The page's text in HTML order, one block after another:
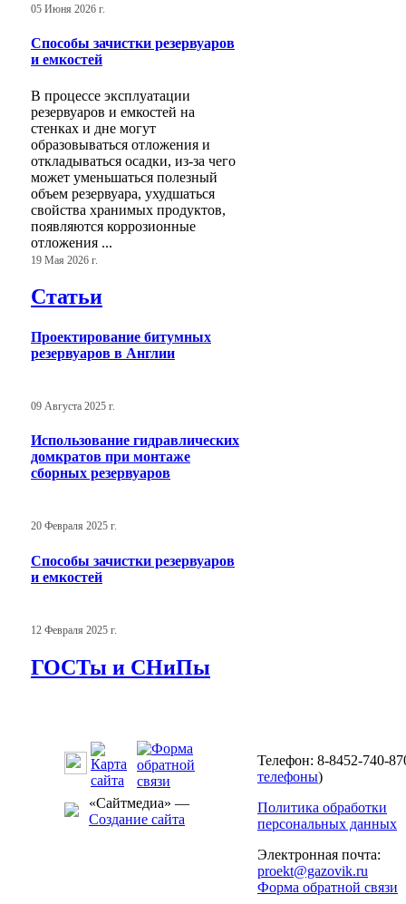
05 Июня 2026 г.
Способы зачистки резервуаров
и емкостей
В процессе эксплуатации
резервуаров и емкостей на
стенках и дне могут
образовываться отложения и
откладываться осадки, из-за чего
может уменьшаться полезный
объем резервуара, ухудшаться
свойства хранимых продуктов,
появляются коррозионные
отложения ...
19 Мая 2026 г.
Статьи
Проектирование битумных
резервуаров в Англии
09 Августа 2025 г.
Использование гидравлических
домкратов при монтаже
сборных резервуаров
20 Февраля 2025 г.
Способы зачистки резервуаров
и емкостей
12 Февраля 2025 г.
ГОСТы и СНиПы
«Сайтмедиа» —
Создание сайта
Телефон: 8-8452-740-
телефоны)
Политика обработки
персональных данных
Электронная почта:
proekt@gazovik.ru
Форма обратной связи